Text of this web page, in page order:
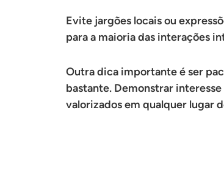
Evite jargões locais ou
para a maioria das interações
Outra dica importante é ser
bastante. Demonstrar
valorizados em qualquer lugar